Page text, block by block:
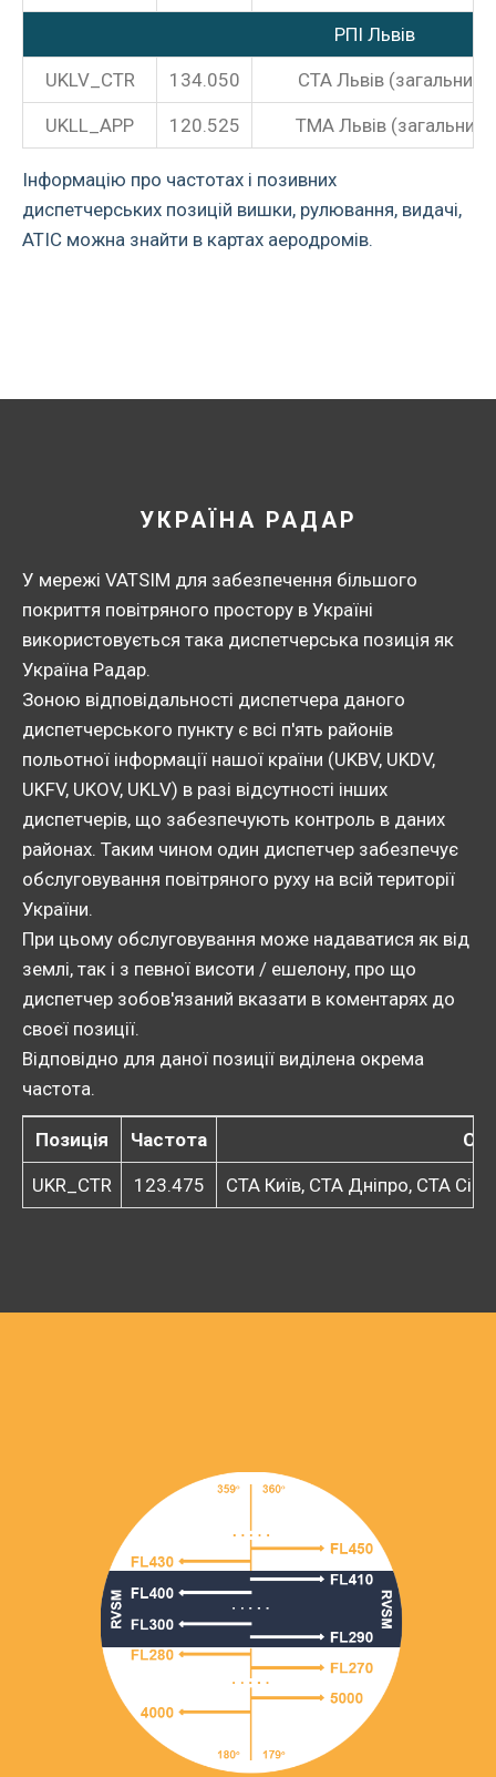
РПІ Львів
UKLV_CTR 134.050 CTA Львів (загальний)
UKLL_APP 120.525 ТМА Львів (загальний)
Інформацію про частотах і позивних
диспетчерських позицій вишки, рулювання, видачі,
АТІС можна знайти в картах аеродромів.
УКРАЇНА РАДАР
У мережі VATSIM для забезпечення більшого
покриття повітряного простору в Україні
використовується така диспетчерська позиція як
Україна Радар.
Зоною відповідальності диспетчера даного
диспетчерського пункту є всі п'ять районів
польотної інформації нашої країни (UKBV, UKDV,
UKFV, UKOV, UKLV) в разі відсутності інших
диспетчерів, що забезпечують контроль в даних
районах. Таким чином один диспетчер забезпечує
обслуговування повітряного руху на всій території
України.
При цьому обслуговування може надаватися як від
землі, так і з певної висоти / ешелону, про що
диспетчер зобов'язаний вказати в коментарях до
своєї позиції.
Відповідно для даної позиції виділена окрема
частота.
Позиція Частота
UKR_CTR 123.475 CTA Київ, СТА Дніпро, СТА